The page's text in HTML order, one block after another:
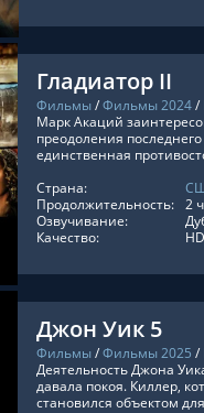
Гладиатор II
Фильмы/Фильмы 2024/
Марк Акаций
преодоления
единственная
Страна:
Продолжительность: 2
Озвучивание:
Качество:
Джон Уик 5
Фильмы/Фильмы 2025 /
Деятельность Джона
давала покоя. Киллер,
становился объектом